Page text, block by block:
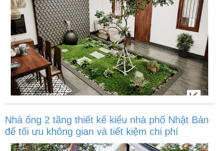
Nhà ống 2 tầng thiết kế kiểu nhà phố Nhật Bản
để tối ưu không gian và tiết kiệm chi phí